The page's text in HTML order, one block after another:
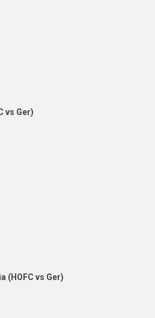
vs Ger)
(HOFC vs Ger)